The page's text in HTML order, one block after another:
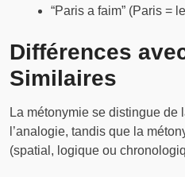
“Paris a faim” (Paris =
Différences
Similaires
La métonymie se distingue de
l’analogie, tandis que la
(spatial, logique ou